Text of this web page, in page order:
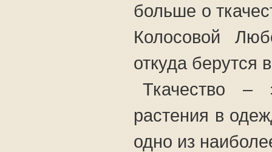
больше о
Колосовой
откуда берутся
Ткачество –
растения в
одно из